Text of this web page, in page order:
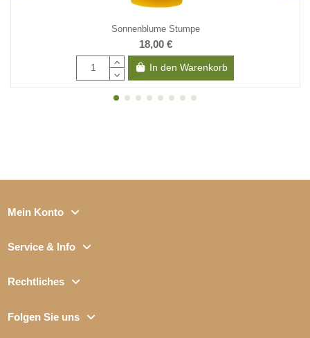
Sonnenblume Stumpe
18,00 €
In den Warenkorb
Mein Konto
Service & Info
Rechtliches
Folgen Sie uns